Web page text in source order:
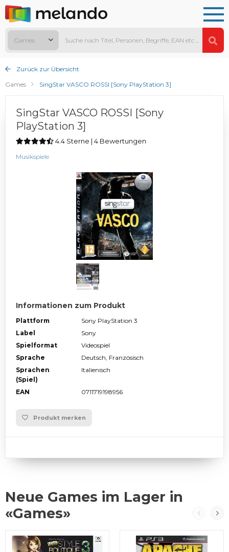
Games
Zurück zur Übersicht
Games
SingStar VASCO ROSSI [Sony PlayStation 3]
SingStar VASCO ROSSI [Sony
PlayStation 3]
4.4 Sterne | 4 Bewertungen
Musikspiele
Informationen zum Produkt
Plattform
Sony PlayStation 3
Label
Sony
Spielformat
Videospiel
Sprache
Deutsch, Französisch
Sprachen
(Spiel)
Italienisch
EAN 0711719198956
Produkt merken
Neue Games im Lager in
«Games»